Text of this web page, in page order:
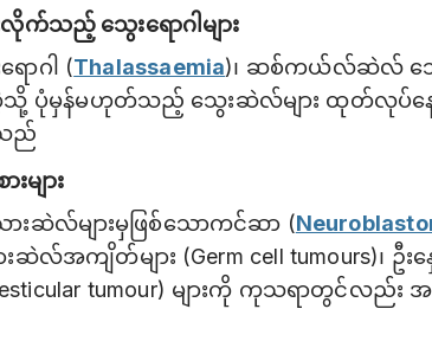
က်သည့် သွေးရောဂါများ
ာဂါ (Thalassaemia)၊ ဆစ်ကယ်လ်ဆဲလ် သွေး
းကဲ့သို့ ပုံမှန်မဟုတ်သည့် သွေးဆဲလ်များ ထုတ်လုပ်န
ည်
များ
ားဆဲလ်များမှဖြစ်သောကင်ဆာ (
ားဆဲလ်အကျိတ်များ (Germ cell tumours)၊ ဦ
tumour) များကို ကုသရာတွင်လည်း